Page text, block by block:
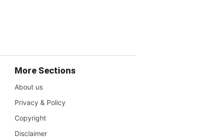
More Sections
About us
Privacy & Policy
Copyright
Disclaimer